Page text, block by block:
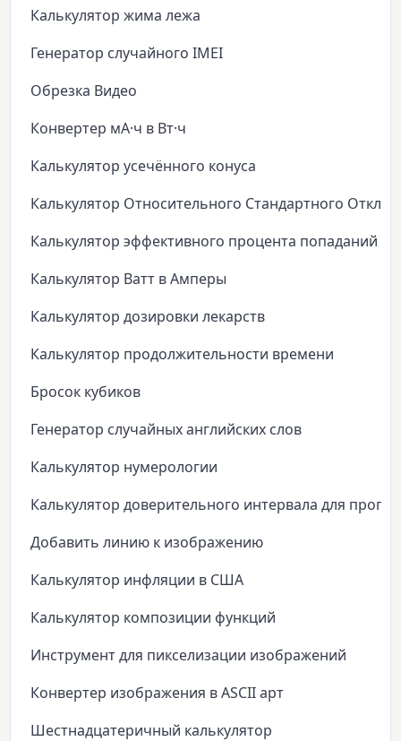
Калькулятор жима лежа
Генератор случайного IMEI
Обрезка Видео
Конвертер мА·ч в Вт·ч
Калькулятор усечённого конуса
Калькулятор Относительного Стандартного
Калькулятор эффективного процента попаданий
Калькулятор Ватт в Амперы
Калькулятор дозировки лекарств
Калькулятор продолжительности времени
Бросок кубиков
Генератор случайных английских слов
Калькулятор нумерологии
Калькулятор доверительного интервала для
Добавить линию к изображению
Калькулятор инфляции в США
Калькулятор композиции функций
Инструмент для пикселизации изображений
Конвертер изображения в ASCII арт
Шестнадцатеричный калькулятор